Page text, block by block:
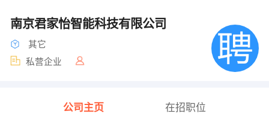
南京君家怡智能科技有限公司
其它
私营企业
公司主页 在招职位